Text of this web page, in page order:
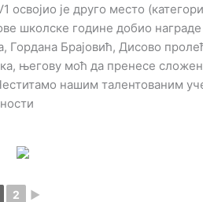
је друго место
школске године добио
Гордана Брајовић, Дисово
његову моћ да пренесе
нашим талентованим
2 ►